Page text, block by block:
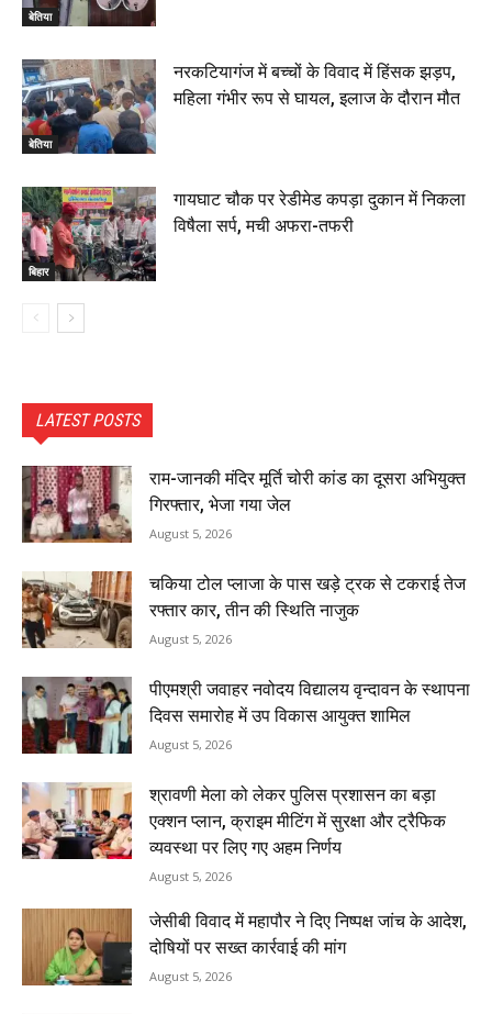
बेतिया
बेतिया
नरकटियागंज में बच्चों के विवाद में हिंसक झड़प,
महिला गंभीर रूप से घायल, इलाज के दौरान मौत
बिहार
गायघाट चौक पर रेडीमेड कपड़ा दुकान में निकला
विषैला सर्प, मची अफरा-तफरी
LATEST POSTS
राम-जानकी मंदिर मूर्ति चोरी कांड का दूसरा अभियुक्त
गिरफ्तार, भेजा गया जेल
August 5, 2026
चकिया टोल प्लाजा के पास खड़े ट्रक से टकराई तेज
रफ्तार कार, तीन की स्थिति नाजुक
August 5, 2026
पीएमश्री जवाहर नवोदय विद्यालय वृन्दावन के स्थापना
दिवस समारोह में उप विकास आयुक्त शामिल
August 5, 2026
श्रावणी मेला को लेकर पुलिस प्रशासन का बड़ा
एक्शन प्लान, क्राइम मीटिंग में सुरक्षा और ट्रैफिक
व्यवस्था पर लिए गए अहम निर्णय
August 5, 2026
जेसीबी विवाद में महापौर ने दिए निष्पक्ष जांच के आदेश,
दोषियों पर सख्त कार्रवाई की मांग
August 5, 2026